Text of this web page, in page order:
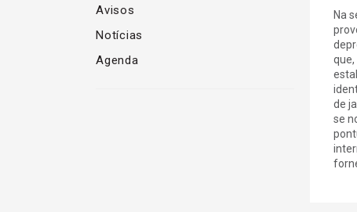
Avisos
Notícias
Agenda
Na
que,
de
se